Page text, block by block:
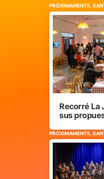
PRÓXIMAMENTE,
Recorré La
sus
PRÓXIMAMENTE,